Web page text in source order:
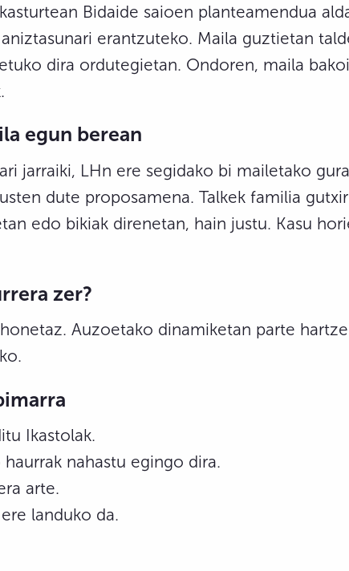
Bidaide saioen planteamendua
erantzuteko. Maila guztietan
dira ordutegietan. Ondoren, maila
egun berean
jarraiki, LHn ere segidako bi mailetako
dute proposamena. Talkek familia
edo bikiak direnetan, hain justu. Kasu
zer?
Auzoetako dinamiketan parte
Ikastolak.
nahastu egingo dira.
arte.
landuko da.